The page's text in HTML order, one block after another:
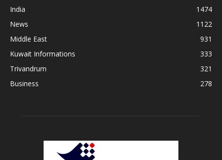
India
1474
News
1122
Middle East
931
Kuwait Informations
333
Trivandrum
321
Business
278